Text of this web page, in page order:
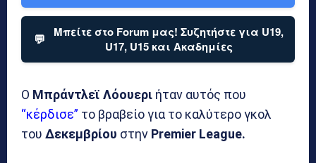
💬
Μπείτε στο Forum μας! Συζητήστε για U19,
U17, U15 και Ακαδημίες
Ο Μπράντλεϊ Λόουερι ήταν αυτός που
“κέρδισε” το βραβείο για το καλύτερο γκολ
του Δεκεμβρίου στην Premier League.